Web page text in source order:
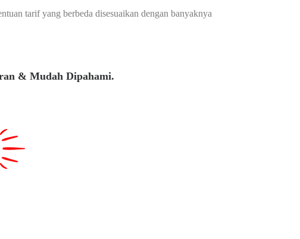
tarif yang berbeda disesuaikan dengan banyaknya
& Mudah Dipahami.